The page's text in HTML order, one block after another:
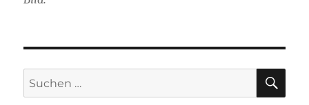
Suchen
nach: